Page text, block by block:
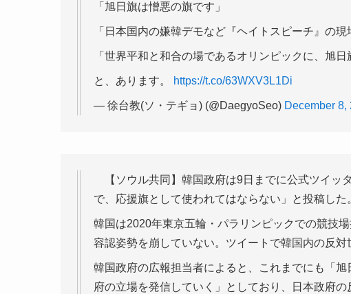
「旭日旗は憎悪の旗です」
「日本国内の嫌韓デモなど『ヘイトスピーチ』の現
「世界平和と和合の場であるオリンピックに、旭
と、あります。 https://t.co/63WXV3L1Di
— 徐台教(ソ・テギョ) (@DaegyoSeo) December 8,
【ソウル共同】韓国政府は9日までに公式ツイッ
で、応援旗として使われてはならない」と投稿した
韓国は2020年東京五輪・パラリンピックでの競技
容認姿勢を崩していない。ツイートで韓国内の反対
韓国政府の広報担当者によると、これまでにも「
府の立場を発信していく」としており、日本政府の